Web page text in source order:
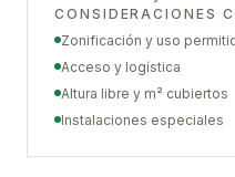
CONSIDERACIONES
Zonificación y uso
Acceso y logística
Altura libre y m² cubiertos
Instalaciones especiales